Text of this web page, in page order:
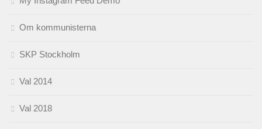
Om kommunisterna
SKP Stockholm
Val 2014
Val 2018